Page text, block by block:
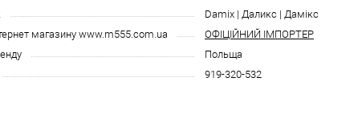
Damix | Даликс | Дамікс
магазину www.m555.com.ua
ОФІЦІЙНИЙ ІМПОРТЕР
Польща
919-320-532